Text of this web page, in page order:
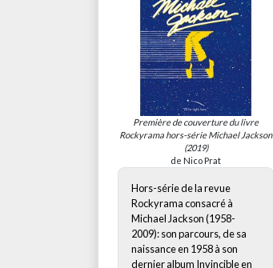
Première de couverture du livre
Rockyrama hors-série Michael Jackson
(2019)
de Nico Prat
Hors-série de la revue
Rockyrama consacré à
Michael Jackson (1958-
2009): son parcours, de sa
naissance en 1958 à son
dernier album Invincible en